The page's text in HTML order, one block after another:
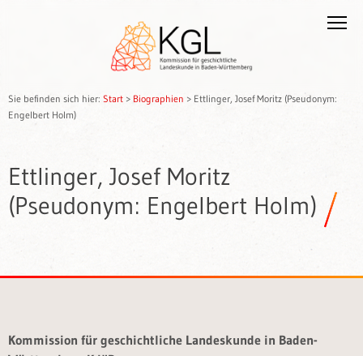
Sie befinden sich hier: Start > Biographien > Ettlinger, Josef Moritz (Pseudonym:
Engelbert Holm)
Ettlinger, Josef Moritz
(Pseudonym: Engelbert Holm)
Kommission für geschichtliche Landeskunde in Baden-